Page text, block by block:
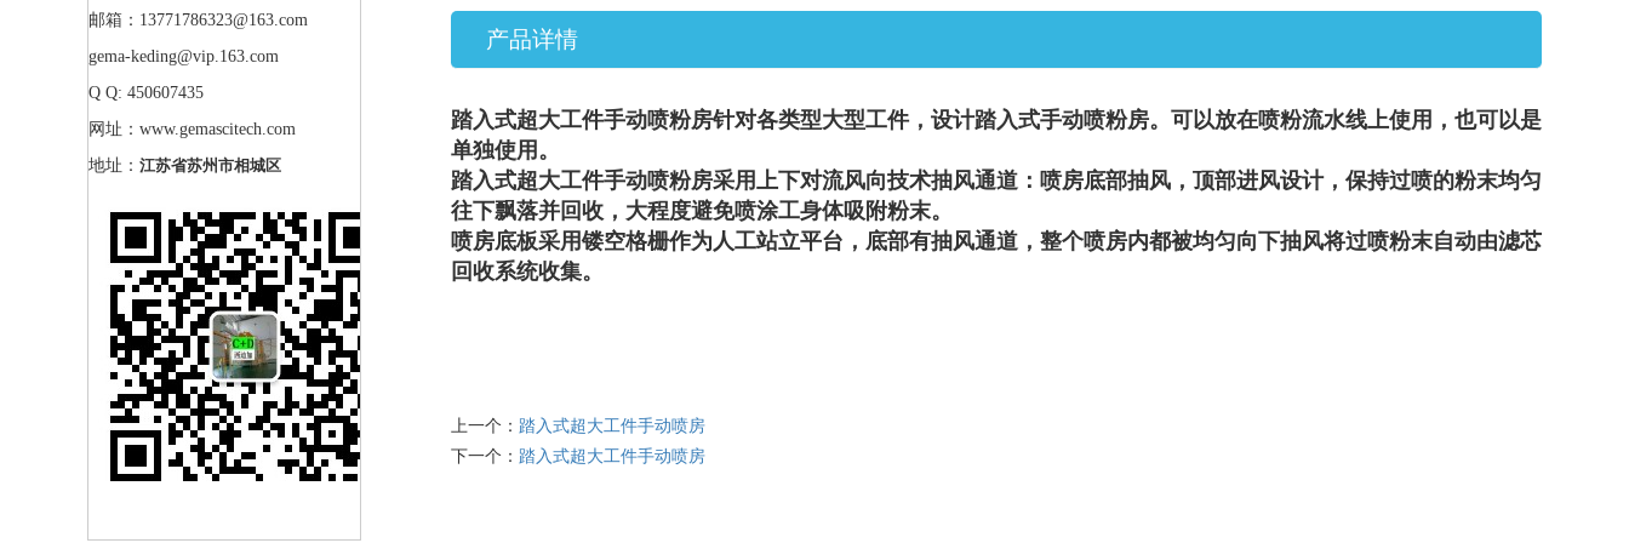
邮箱：13771786323@163.com
gema-keding@vip.163.com
Q Q: 450607435
网址：www.gemascitech.com
地址： 江苏省苏州市相城区
产品详情
踏入式超大工件手动喷粉房针对各类型大型工件，设计踏入式手动喷粉房。可以放在喷粉流水线上使用，也可以是
单独使用。
踏入式超大工件手动喷粉房采用上下对流风向技术抽风通道：喷房底部抽风，顶部进风设计，保持过喷的粉末均匀
往下飘落并回收，大程度避免喷涂工身体吸附粉末。
喷房底板采用镂空格栅作为人工站立平台，底部有抽风通道，整个喷房内都被均匀向下抽风将过喷粉末自动由滤芯
回收系统收集。
上一个： 踏入式超大工件手动喷房
下一个： 踏入式超大工件手动喷房